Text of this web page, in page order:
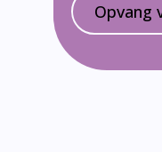
Opvang